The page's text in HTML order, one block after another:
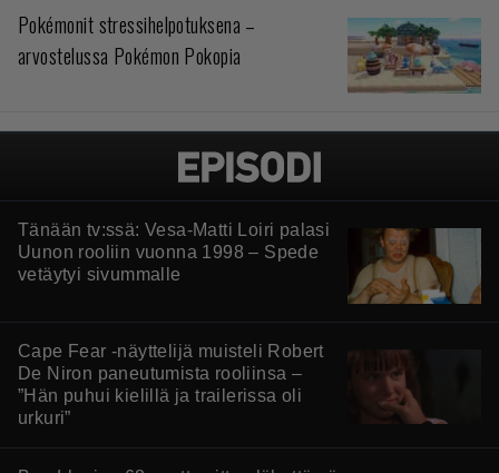
Pokémonit stressihelpotuksena –
arvostelussa Pokémon Pokopia
Tänään tv:ssä: Vesa-Matti Loiri palasi
Uunon rooliin vuonna 1998 – Spede
vetäytyi sivummalle
Cape Fear -näyttelijä muisteli Robert
De Niron paneutumista rooliinsa –
”Hän puhui kielillä ja trailerissa oli
urkuri”